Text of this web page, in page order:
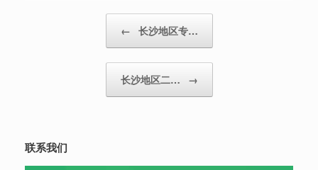
← 长沙地区专…
长沙地区二… →
联系我们